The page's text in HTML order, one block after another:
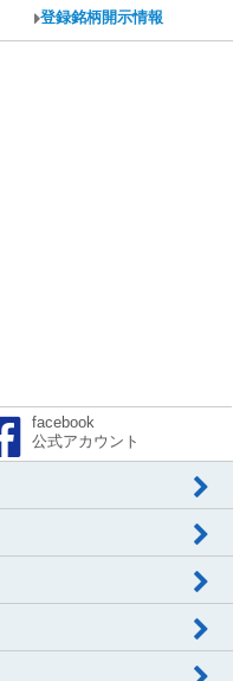
登録銘柄開示情報
facebook
公式アカウント